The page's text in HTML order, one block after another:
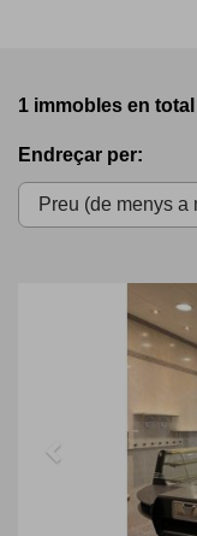
1 immobles en total
Endreçar per: